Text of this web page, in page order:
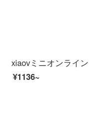
¥1136~